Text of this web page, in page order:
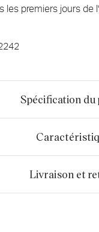
les premiers jours de
Spécification du
Livraison et